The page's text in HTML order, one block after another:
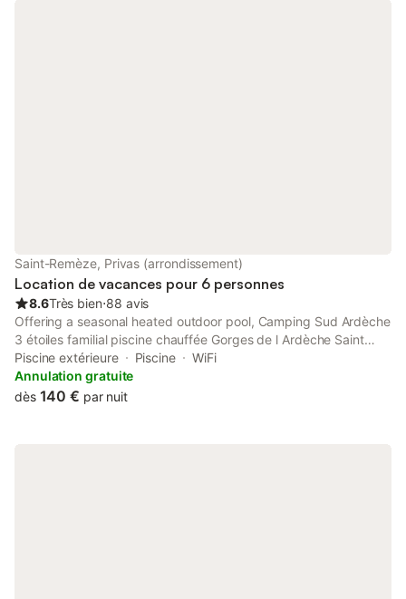
Saint-Remèze, Privas (arrondissement)
Location de vacances pour 6 personnes
8.6Très bien⋅88 avis
Offering a seasonal heated outdoor pool, Camping Sud Ardèche
3 étoiles familial piscine chauffée Gorges de l Ardèche Saint
Remèze is a camping located in Saint-Remèze in the Rhône-
Alps Region, 10 km from Chauvet Cave and 50 km from
Orange.
Piscine extérieure Piscine
WiFi
Annulation gratuite
dès 140 € par nuit